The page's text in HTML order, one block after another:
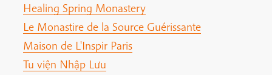
Healing Spring Monastery
Le Monastire de la Source Guérissante
Maison de L'Inspir Paris
Tu viện Nhập Lưu